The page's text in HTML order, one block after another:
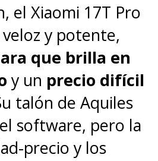
el Xiaomi 17T Pro
y potente,
que brilla en
y un precio difícil
talón de Aquiles
software, pero la
precio y los